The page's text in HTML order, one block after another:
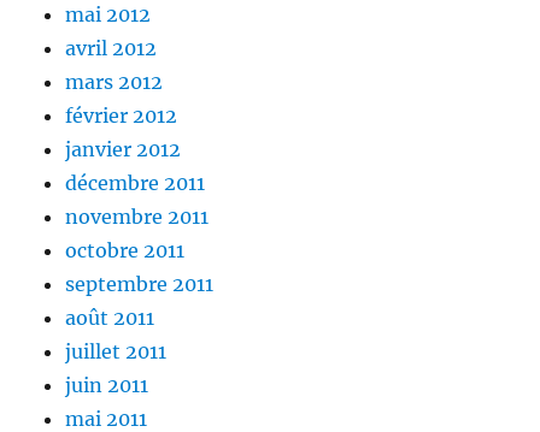
mai 2012
avril 2012
mars 2012
février 2012
janvier 2012
décembre 2011
novembre 2011
octobre 2011
septembre 2011
août 2011
juillet 2011
juin 2011
mai 2011